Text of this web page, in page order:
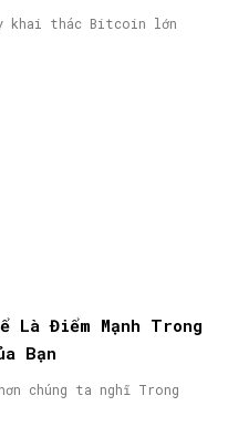
khai thác Bitcoin lớn
Là Điểm Mạnh Trong
Bạn
ta nghĩ Trong